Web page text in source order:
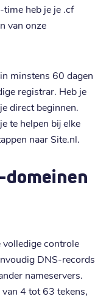
heb je je .cf
van onze
minstens 60 dagen
registrar. Heb je
direct beginnen.
te helpen bij elke
naar Site.nl.
domeinen
volledige controle
DNS-records
nameservers.
4 tot 63 tekens,